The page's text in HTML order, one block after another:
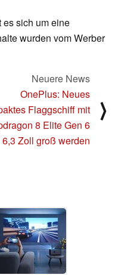
sich um eine
wurden vom Werber
Neuere News
OnePlus: Neues
Flaggschiff mit
8 Elite Gen 6
Zoll groß werden
⟩